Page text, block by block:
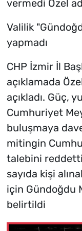
vermedi Özel
Valilik
yapmadı
CHP İzmir İl
açıklamada
açıkladı. Güç,
Cumhuriyet
buluşmaya
mitingin
talebini reddetti.
sayıda kişi
için Gündoğdu
belirtildi